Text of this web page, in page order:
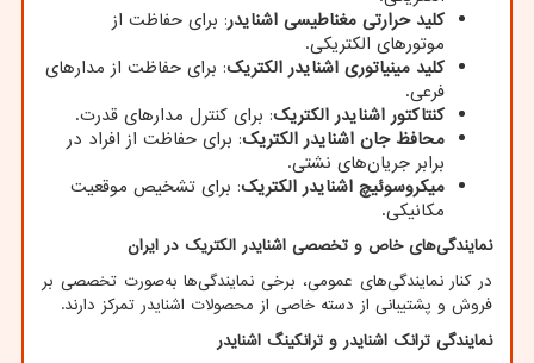
کلید حرارتی مغناطیسی اشنایدر: برای حفاظت از
موتورهای الکتریکی.​
کلید مینیاتوری اشنایدر الکتریک: برای حفاظت از مدارهای
فرعی.​
کنتاکتور اشنایدر الکتریک: برای کنترل مدارهای قدرت.​
محافظ جان اشنایدر الکتریک: برای حفاظت از افراد در
برابر جریان‌های نشتی.​
میکروسوئیچ اشنایدر الکتریک: برای تشخیص موقعیت
مکانیکی.​
نمایندگی‌های خاص و تخصصی اشنایدر الکتریک در ایران
در کنار نمایندگی‌های عمومی، برخی نمایندگی‌ها به‌صورت تخصصی بر
فروش و پشتیبانی از دسته خاصی از محصولات اشنایدر تمرکز دارند.
نمایندگی ترانک اشنایدر و ترانکینگ اشنایدر